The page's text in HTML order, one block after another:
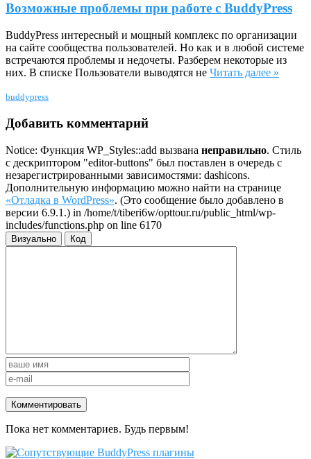
Возможные проблемы при работе с BuddyPress
BuddyPress интересный и мощный комплекс по организации
на сайте сообщества пользователей. Но как и в любой системе
встречаются проблемы и недочеты. Разберем некоторые из
них. В списке Пользователи выводятся не Читать далее »
buddypress
Добавить комментарий
Notice: Функция WP_Styles::add вызвана неправильно. Стиль
с дескриптором "editor-buttons" был поставлен в очередь с
незарегистрированными зависимостями: dashicons.
Дополнительную информацию можно найти на странице
«Отладка в WordPress». (Это сообщение было добавлено в
версии 6.9.1.) in /home/t/tiberi6w/opttour.ru/public_html/wp-
includes/functions.php on line 6170
Визуально Код
Пока нет комментариев. Будь первым!